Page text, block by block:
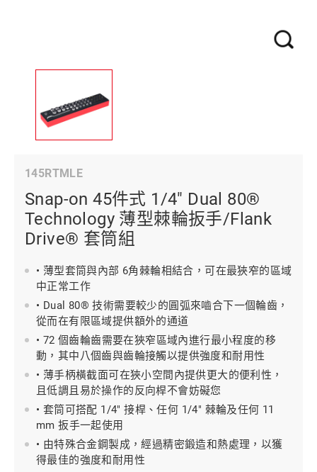
145RTMLE
Snap-on 45件式 1/4" Dual 80®
Technology 薄型棘輪扳手/Flank
Drive® 套筒組
• 薄型套筒與內部 6角棘輪相結合，可在最狹窄的區域
中正常工作
• Dual 80® 技術需要較少的圓弧來嚙合下一個輪齒，
從而在有限區域提供額外的通道
• 72 個齒輪齒需要在狹窄區域內進行最小程度的移
動，其中八個齒與齒輪接觸以提供強度和耐用性
• 薄手柄橫截面可在狹小空間內提供更大的便利性，
且低調且易於操作的反向桿不會妨礙您
• 套筒可搭配 1/4" 接桿、任何 1/4" 棘輪及任何 11
mm 扳手一起使用
• 由特殊合金鋼製成，經過精密鍛造和熱處理，以獲
得最佳的強度和耐用性